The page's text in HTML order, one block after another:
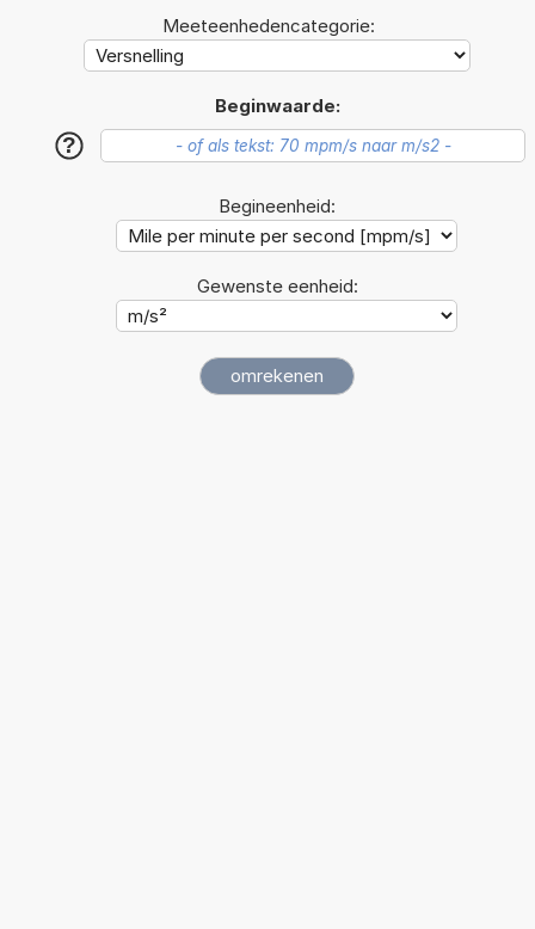
Meeteenhedencategorie:
Beginwaarde:
?
Begineenheid:
Gewenste eenheid: